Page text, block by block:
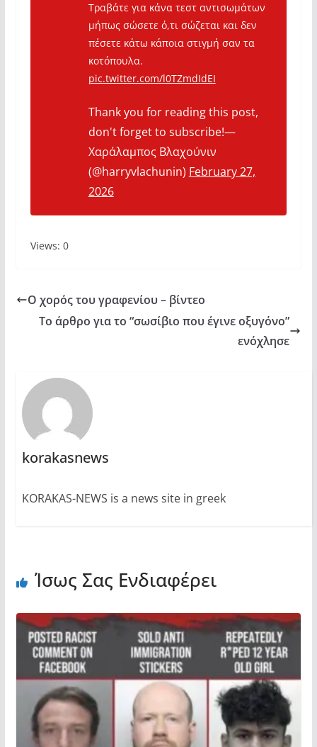
Τραβάτε για κάνα τεστ αντισωμάτων
μήπως σώσετε ό,τι σώζεται και δεν
πέσετε κάτω κάποια στιγμή σαν τα
κοτόπουλα.
pic.twitter.com/l0TZmdIdEI
Thank you for reading this post,
don't forget to subscribe!—
Χαράλαμπος Βλαχούνιν
(@harryvlachunin) February 27,
2026
Views: 0
Ο χορός του γραφενίου – βίντεο
Το άρθρο για το “σωσίβιο που έγινε οξυγόνο”
ενόχλησε
korakasnews
KORAKAS-NEWS is a news site in greek
Ίσως Σας Ενδιαφέρει